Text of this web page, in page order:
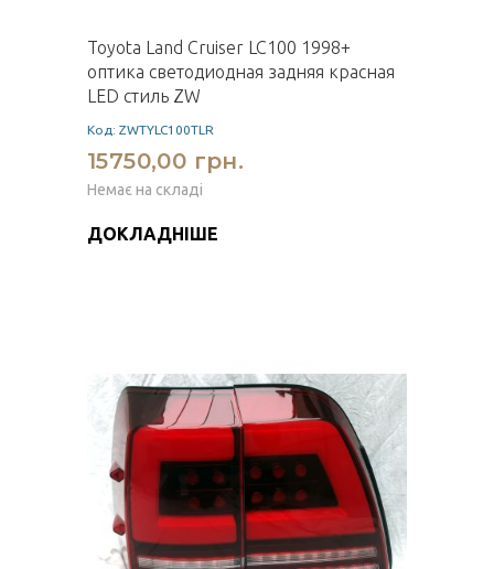
Toyota Land Cruiser LC100 1998+
оптика светодиодная задняя красная
LED стиль ZW
Код: ZWTYLC100TLR
15750,00 грн.
Немає на складі
ДОКЛАДНІШЕ